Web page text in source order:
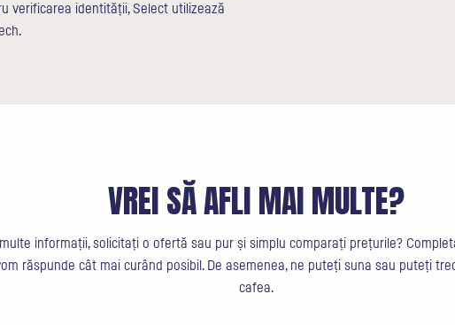
verificarea identității, Select utilizează
VREI SĂ AFLI MAI MULTE?
informații, solicitați o ofertă sau pur și simplu comparați prețurile?
răspunde cât mai curând posibil. De asemenea, ne puteți suna sau puteți
cafea.